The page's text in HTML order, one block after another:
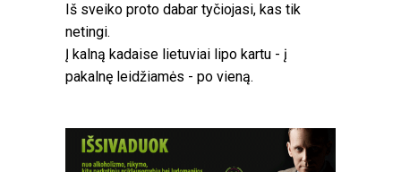
Iš sveiko proto dabar tyčiojasi, kas tik
netingi.
Į kalną kadaise lietuviai lipo kartu - į
pakalnę leidžiamės - po vieną.